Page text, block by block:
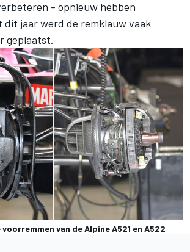
- opnieuw hebben
dit jaar werd de remklauw vaak
geplaatst.
van de Alpine A521 en A522